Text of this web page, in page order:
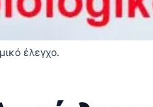
έλεγχο.